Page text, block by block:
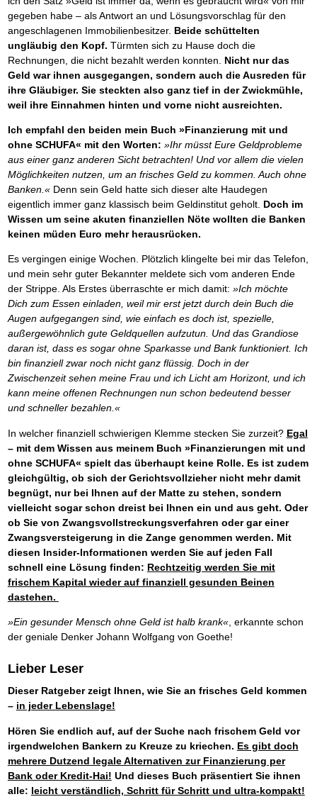
Ihren Zeitgewinn maximieren
GbR-Vertrag mit beschränkter Haftung BRANDNEU
GbR als Einzelperson gründen
gegeben habe – als Antwort an und Lösungsvorschlag für den
angeschlagenen Immobilienbesitzer. Beide schüttelten
ungläubig den Kopf. Türmten sich zu Hause doch die
Rechnungen, die nicht bezahlt werden konnten. Nicht nur das
Geld war ihnen ausgegangen, sondern auch die Ausreden für
ihre Gläubiger. Sie steckten also ganz tief in der Zwickmühle,
weil ihre Einnahmen hinten und vorne nicht ausreichten.
Ich empfahl den beiden mein Buch »Finanzierung mit und
ohne SCHUFA« mit den Worten: »Ihr müsst Eure Geldprobleme
aus einer ganz anderen Sicht betrachten! Und vor allem die vielen
Möglichkeiten nutzen, um an frisches Geld zu kommen. Auch ohne
Banken.«Denn sein Geld hatte sich dieser alte Haudegen
eigentlich immer ganz klassisch beim Geldinstitut geholt. Doch im
Wissen um seine akuten finanziellen Nöte wollten die Banken
keinen müden Euro mehr herausrücken.
Es vergingen einige Wochen. Plötzlich klingelte bei mir das Telefon,
und mein sehr guter Bekannter meldete sich vom anderen Ende
der Strippe. Als Erstes überraschte er mich damit: »Ich möchte
Dich zum Essen einladen, weil mir erst jetzt durch dein Buch die
Augen aufgegangen sind, wie einfach es doch ist, spezielle,
außergewöhnlich gute Geldquellen aufzutun. Und das Grandiose
daran ist, dass es sogar ohne Sparkasse und Bank funktioniert. Ich
bin finanziell zwar noch nicht ganz flüssig. Doch in der
Zwischenzeit sehen meine Frau und ich Licht am Horizont, und ich
kann meine offenen Rechnungen nun schon bedeutend besser
und schneller bezahlen.«
In welcher finanziell schwierigen Klemme stecken Sie zurzeit? Egal
– mit dem Wissen aus meinem Buch »Finanzierungen mit und
ohne SCHUFA« spielt das überhaupt keine Rolle. Es ist zudem
gleichgültig, ob sich der Gerichtsvollzieher nicht mehr damit
begnügt, nur bei Ihnen auf der Matte zu stehen, sondern
vielleicht sogar schon dreist bei Ihnen ein und aus geht. Oder
ob Sie von Zwangsvollstreckungsverfahren oder gar einer
Zwangsversteigerung in die Zange genommen werden. Mit
diesen Insider-Informationen werden Sie auf jeden Fall
schnell eine Lösung finden: Rechtzeitig werden Sie mit
frischem Kapital wieder auf finanziell gesunden Beinen
dastehen.
»Ein gesunder Mensch ohne Geld ist halb krank«, erkannte schon
der geniale Denker Johann Wolfgang von Goethe!
Lieber Leser
Dieser Ratgeber zeigt Ihnen, wie Sie an frisches Geld kommen
– in jeder Lebenslage!
Hören Sie endlich auf, auf der Suche nach frischem Geld vor
irgendwelchen Bankern zu Kreuze zu kriechen. Es gibt doch
mehrere Dutzend legale Alternativen zur Finanzierung per
Bank oder Kredit-Hai! Und dieses Buch präsentiert Sie ihnen
alle: leicht verständlich, Schritt für Schritt und ultra-kompakt!